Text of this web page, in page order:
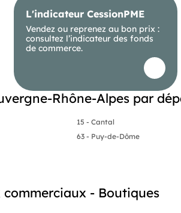
:
L'indicateur CessionPME
Vendez ou reprenez au bon prix :
consultez l’indicateur des fonds
de commerce.
Rhône-Alpes par
15 - Cantal
63 - Puy-de-Dôme
- Boutiques